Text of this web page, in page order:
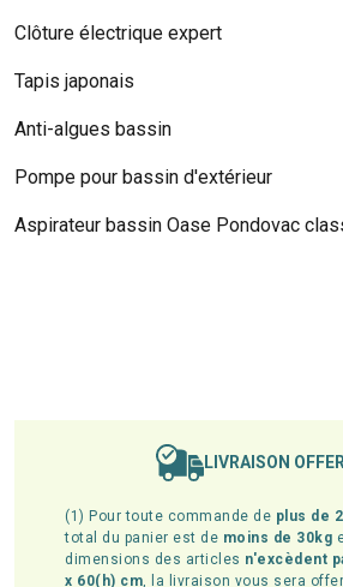
Clôture électrique expert
Tapis japonais
Anti-algues bassin
Pompe pour bassin d'extérieur
Aspirateur bassin Oase Pondovac
LIVRAISON
(1) Pour toute commande de plus de
total du panier est de moins de 30kg
dimensions des articles n'excèdent
x 60(h) cm, la livraison vous sera